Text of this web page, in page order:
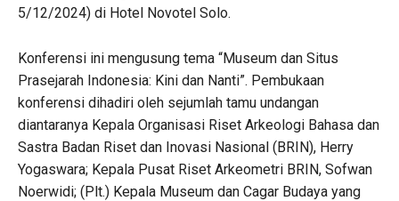
5/12/2024) di Hotel Novotel Solo.
Konferensi ini mengusung tema “Museum dan Situs
Prasejarah Indonesia: Kini dan Nanti”. Pembukaan
konferensi dihadiri oleh sejumlah tamu undangan
diantaranya Kepala Organisasi Riset Arkeologi Bahasa dan
Sastra Badan Riset dan Inovasi Nasional (BRIN), Herry
Yogaswara; Kepala Pusat Riset Arkeometri BRIN, Sofwan
Noerwidi; (Plt.) Kepala Museum dan Cagar Budaya yang